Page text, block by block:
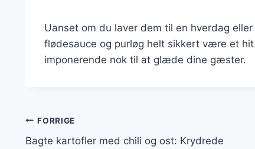
Uanset om du laver dem til en hverdag
flødesauce og purløg helt sikkert være et
imponerende nok til at glæde dine gæster.
Indlægsnavigation
FORRIGE
Bagte kartofler med chili og ost: Krydrede